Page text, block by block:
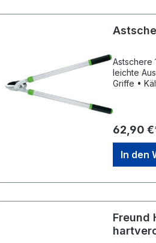
Astschere
leichte
Griffe • Kälteschutz-Handgriffe •
Stuttgarter
DE,
victoria.de
62,90
In den
Freund